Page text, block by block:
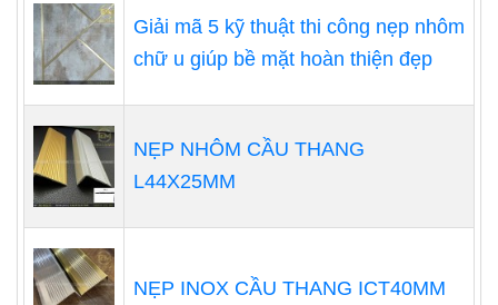
Giải mã 5 kỹ thuật thi công nẹp nhôm
chữ u giúp bề mặt hoàn thiện đẹp
NẸP NHÔM CẦU THANG
L44X25MM
NẸP INOX CẦU THANG ICT40MM